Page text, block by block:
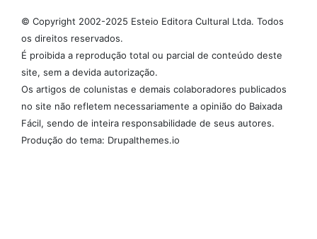
© Copyright 2002-2025 Esteio Editora Cultural Ltda. Todos
os direitos reservados.
É proibida a reprodução total ou parcial de conteúdo deste
site, sem a devida autorização.
Os artigos de colunistas e demais colaboradores publicados
no site não refletem necessariamente a opinião do Baixada
Fácil, sendo de inteira responsabilidade de seus autores.
Produção do tema: Drupalthemes.io